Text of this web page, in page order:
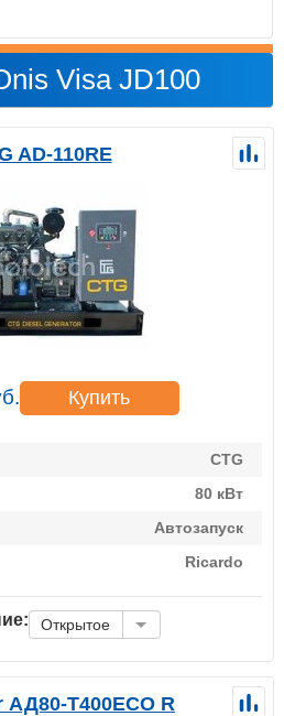
Visa JD100
AD-110RE
Купить
CTG
80 кВт
Автозапуск
Ricardo
Открытое
АД80-T400ECO R